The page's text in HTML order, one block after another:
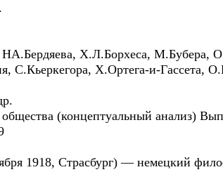
НА.Бердяева, Х.Л.Борхеса, М.Бубера,
Х.Ортега-и-Гассета,
(концептуальный анализ)
1918, Страсбург) — немецкий